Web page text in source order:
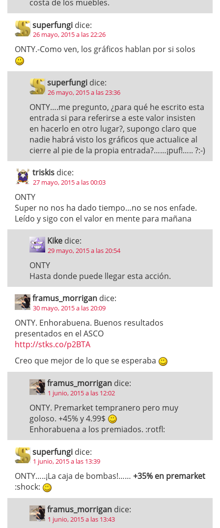
costa de los muebles.
superfungi dice:
26 mayo, 2015 a las 22:26
ONTY.-Como ven, los gráficos hablan por si solos
superfungi dice:
26 mayo, 2015 a las 23:36
ONTY….me pregunto, ¿para qué he escrito esta
entrada si para referirse a este valor insisten
en hacerlo en otro lugar?, supongo claro que
nadie habrá visto los gráficos que actualice al
cierre al pie de la propia entrada?……¡puf!….. ?:-)
triskis dice:
27 mayo, 2015 a las 00:03
ONTY
Super no nos ha dado tiempo…no se nos enfade.
Leído y sigo con el valor en mente para mañana
Kike dice:
29 mayo, 2015 a las 20:54
ONTY
Hasta donde puede llegar esta acción.
framus_morrigan dice:
30 mayo, 2015 a las 20:09
ONTY. Enhorabuena. Buenos resultados
presentados en el ASCO
http://stks.co/p2BTA
Creo que mejor de lo que se esperaba
framus_morrigan dice:
1 junio, 2015 a las 12:02
ONTY. Premarket tempranero pero muy
goloso. +45% y 4.99$
Enhorabuena a los premiados. :rotfl:
superfungi dice:
1 junio, 2015 a las 13:39
ONTY…..¡La caja de bombas!…… +35% en premarket
:shock:
framus_morrigan dice:
1 junio, 2015 a las 13:43